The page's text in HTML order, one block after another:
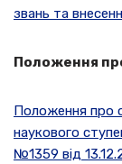
звань та
Положення
Положення про
наукового
№1359 від